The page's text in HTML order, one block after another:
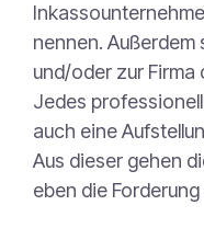
nennen. Außerdem
und/oder zur Firma
Jedes
auch eine
Aus dieser gehen
eben die